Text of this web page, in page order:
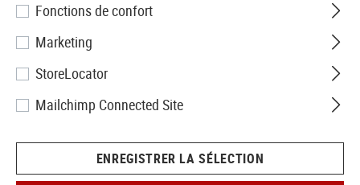
Fonctions de confort
Marketing
StoreLocator
Mailchimp Connected Site
ENREGISTRER LA SÉLECTION